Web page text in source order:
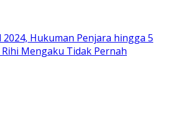
Hukuman Penjara hingga 5
Mengaku Tidak Pernah